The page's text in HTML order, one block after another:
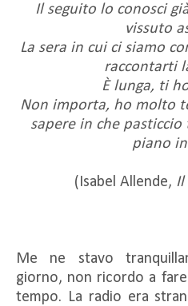
Il seguito lo conosci
vissuto
La sera in cui ci siamo
raccontarti
È lunga, ti
Non importa, ho molto
sapere in che
piano
(Isabel Allende, Il
Me ne stavo
giorno, non ricordo a
tempo. La radio era